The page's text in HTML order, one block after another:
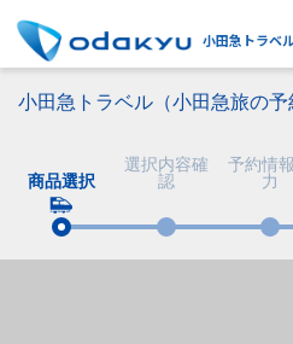
小田急トラベ
小田急トラベル（小田急旅の予
商品選択
選択内容確
認
予約情
力